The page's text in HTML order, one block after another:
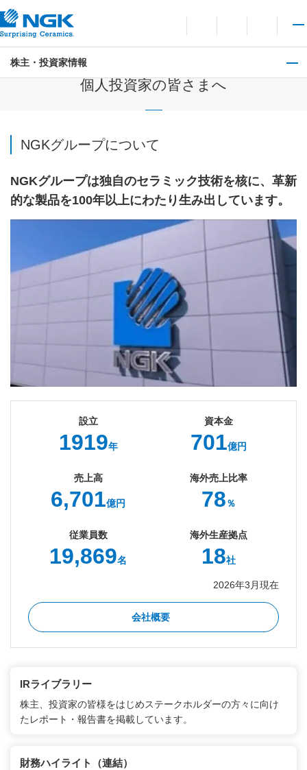
言語切り替えメニュー
サイト内検索を開
お問い合わせ
メイ
株主・投資家情報
個人投資家の皆さまへ
NGKグループについて
NGKグループは独自のセラミック技術を核に、革新
的な製品を100年以上にわたり生み出しています。
設立
1919年
資本金
701億円
売上高
6,701億円
海外売上比率
78％
従業員数
19,869名
海外生産拠点
18社
2026年3月現在
会社概要
IRライブラリー
株主、投資家の皆様をはじめステークホルダーの方々に向け
たレポート・報告書を掲載しています。
財務ハイライト（連結）